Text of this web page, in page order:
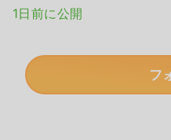
1日前に公開
フ